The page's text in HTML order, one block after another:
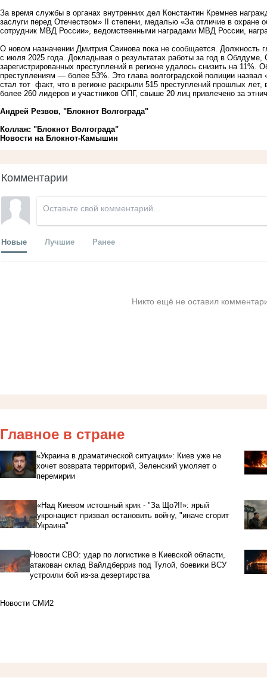
За время службы в органах внутренних дел Константин Кремнев
заслуги перед Отечеством» II степени, медалью «За отличие в охране
сотрудник МВД России», ведомственными наградами МВД России,
О новом назначении Дмитрия Свинова пока не сообщается. Должность
с июля 2025 года. Докладывая о результатах работы за год в
зарегистрированных преступлений в регионе удалось снизить на
преступлениям — более 53%. Это глава волгоградской полиции
стал тот факт, что в регионе раскрыли 515 преступлений прошлых
более 260 лидеров и участников ОПГ, свыше 20 лиц привлечено за
Андрей Резвов, "Блокнот Волгограда"
Коллаж: "Блокнот Волгограда"
Новости на Блoкнoт-Камышин
Комментарии
Новые Лучшие Ранее
Никто ещё не оставил
Главное в стране
«Украина в драматической ситуации»: Киев уже не
хочет возврата территорий, Зеленский умоляет о
перемирии
«Над Киевом истошный крик - "За Що?!!»: ярый
укронацист призвал остановить войну, "иначе сгорит
Украина"
Новости СВО: удар по логистике в Киевской области,
атакован склад Вайлдберриз под Тулой, боевики ВСУ
устроили бой из-за дезертирства
Новости СМИ2